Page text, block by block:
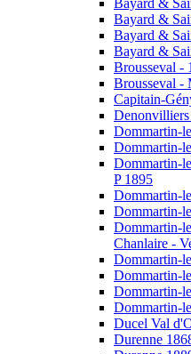
Bayard &
Bayard &
Bayard &
Brousseval -
Brousseval -
Capitain-
Dommartin-
Dommartin-
Dommartin-
P 1895
Dommartin-
Dommartin-
Dommartin-
Chanlaire -
Dommartin-
Dommartin-
Dommartin-
Dommartin-
Ducel Val
Durenne